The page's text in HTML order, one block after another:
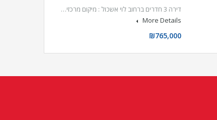
דירה 3 חדרים ברחוב לוי אשכול : מיקום מרכזי…
More Details
₪765,000